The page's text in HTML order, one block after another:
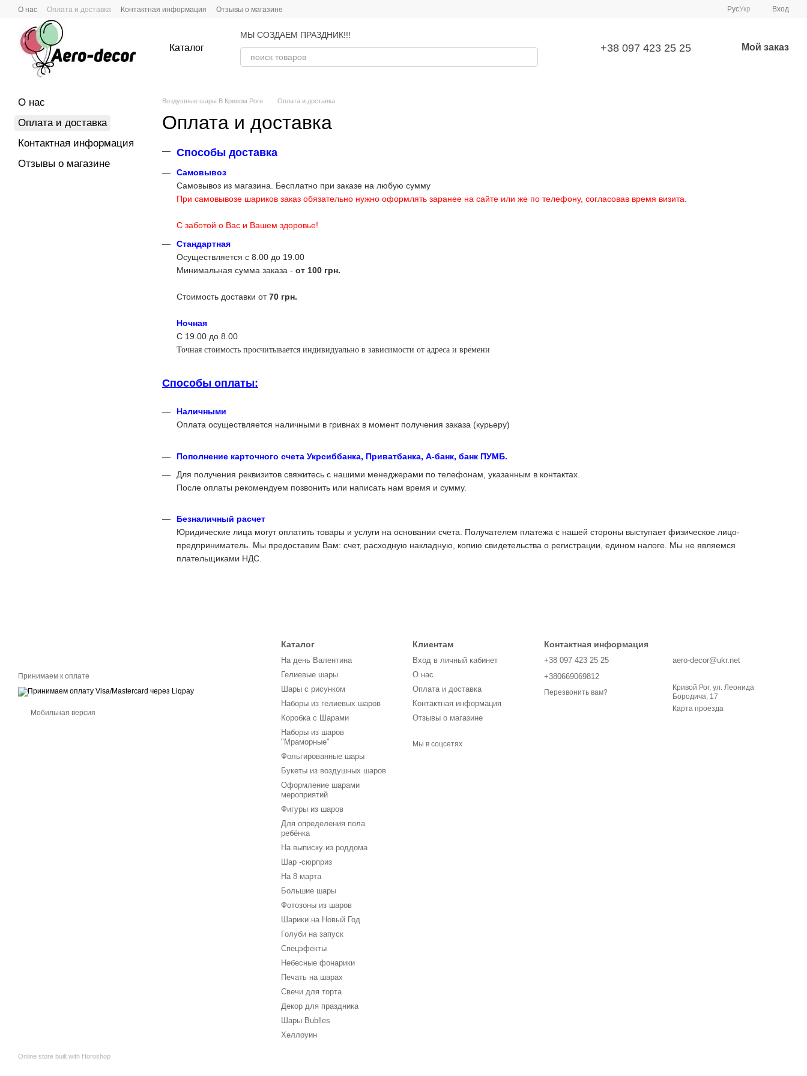
Перейти к основному контенту
О нас Оплата и доставка Контактная информация Отзывы о магазине РусУкр Вход
Каталог
МЫ СОЗДАЕМ ПРАЗДНИК!!!
+38 097 423 25 25 Мой заказ
Воздушные шары В Кривом Роге Оплата и доставка
Оплата и доставка
Способы доставка
Самовывоз
Самовывоз из магазина. Бесплатно при заказе на любую сумму
При самовывозе шариков заказ обязательно нужно оформлять заранее на сайте или же по телефону, согласовав время визита.
С заботой о Вас и Вашем здоровье!
Стандартная
Осуществляется с 8.00 до 19.00
Минимальная сумма заказа - от 100 грн.
Стоимость доставки от70 грн.
Ночная
С 19.00 до 8.00
Точная стоимость просчитывается индивидуально в зависимости от адреса и времени
Способы оплаты:
Наличными
Оплата осуществляется наличными в гривнах в момент получения заказа (курьеру)
Пополнение карточного счета Укрсиббанка, Приватбанка, А-банк, банк ПУМБ.
Для получения реквизитов свяжитесь с нашими менеджерами по телефонам, указанным в контактах.
После оплаты рекомендуем позвонить или написать нам время и сумму.
Безналичный расчет
Юридические лица могут оплатить товары и услуги на основании счета. Получателем платежа с нашей стороны выступает физическое лицо-
предприниматель. Мы предоставим Вам: счет, расходную накладную, копию свидетельства о регистрации, едином налоге. Мы не являемся
плательщиками НДС.
О нас
Оплата и доставка
Контактная информация
Отзывы о магазине
Принимаем к оплате
Мобильная версия
Online store built with Horoshop
Каталог
На день Валентина
Гелиевые шары
Шары с рисунком
Наборы из гелиевых шаров
Коробка с Шарами
Наборы из шаров
"Мраморные"
Фольгированные шары
Букеты из воздушных шаров
Оформление шарами
мероприятий
Фигуры из шаров
Для определения пола
ребёнка
На выписку из роддома
Шар -сюрприз
На 8 марта
Большие шары
Фотозоны из шаров
Шарики на Новый Год
Голуби на запуск
Спецэфекты
Небесные фонарики
Печать на шарах
Свечи для торта
Декор для праздника
Шары Bublles
Хеллоуин
Клиентам
Вход в личный кабинет
О нас
Оплата и доставка
Контактная информация
Отзывы о магазине
Мы в соцсетях
Контактная информация
+38 097 423 25 25
+380669069812
Перезвонить вам?
aero-decor@ukr.net
Кривой Рог, ул. Леонида
Бородича, 17
Карта проезда